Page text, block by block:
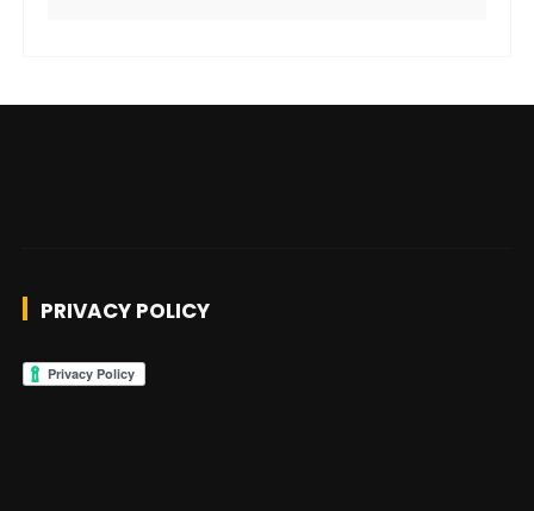
PRIVACY POLICY